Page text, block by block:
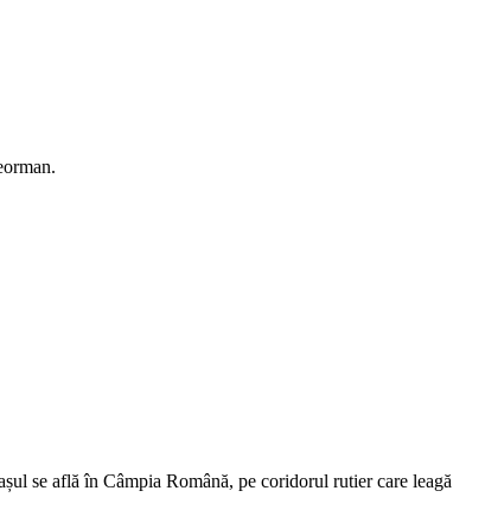
se află în Câmpia Română, pe coridorul rutier care leagă